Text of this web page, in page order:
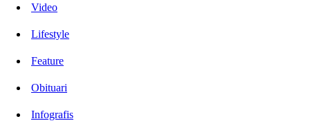
Video
Lifestyle
Feature
Obituari
Infografis